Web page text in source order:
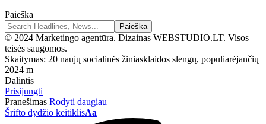
Paieška
© 2024 Marketingo agentūra. Dizainas WEBSTUDIO.LT. Visos
teisės saugomos.
Skaitymas: 20 naujų socialinės žiniasklaidos slengų, populiarėjančių
2024 m
Dalintis
Prisijungti
Pranešimas Rodyti daugiau
Šrifto dydžio keitiklisAa